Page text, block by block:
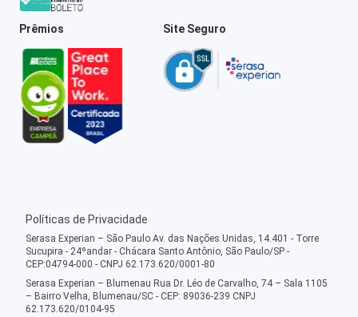
Prêmios Site Seguro
Políticas de Privacidade
Serasa Experian – São Paulo Av. das Nações Unidas, 14.401 - Torre
Sucupira - 24ºandar - Chácara Santo Antônio, São Paulo/SP -
CEP:04794-000 - CNPJ 62.173.620/0001-80
Serasa Experian – Blumenau Rua Dr. Léo de Carvalho, 74 – Sala 1105
– Bairro Velha, Blumenau/SC - CEP: 89036-239 CNPJ
62.173.620/0104-95